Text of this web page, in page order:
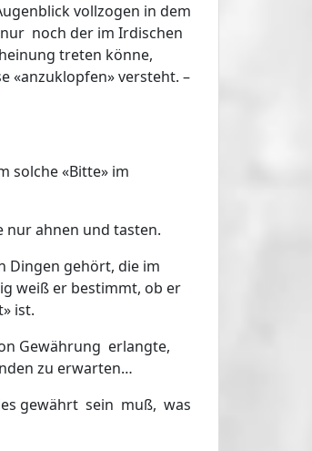
vollzogen in dem
noch der im Irdischen
treten könne,
«anzuklopfen» versteht. –
solche «Bitte» im
nur ahnen und tasten.
Dingen gehört, die im
weiß er bestimmt, ob er
ist.
Gewährung erlangte,
zu erwarten…
gewährt sein muß, was